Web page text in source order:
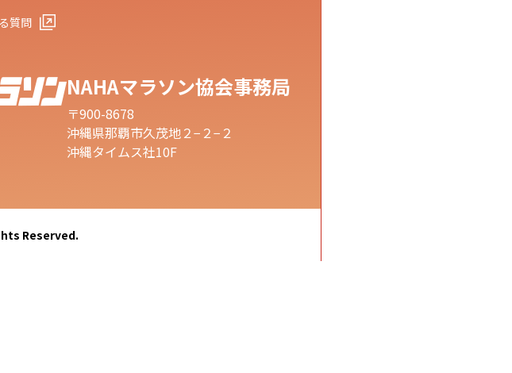
質問
NAHAマラソン協会事務局
〒900-8678
沖縄県那覇市久茂地２−２−２
沖縄タイムス社10F
Reserved.